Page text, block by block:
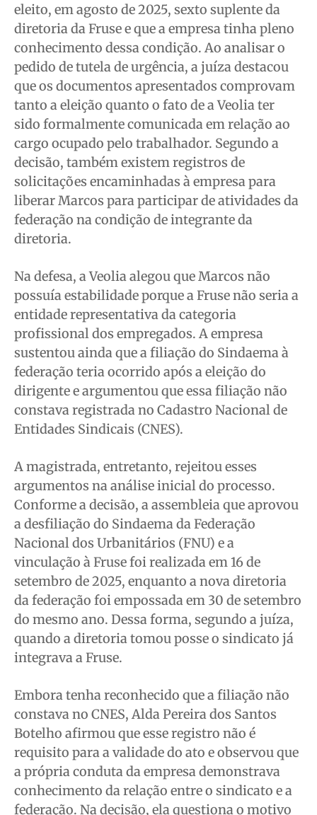
eleito, em agosto de 2025, sexto suplente da
diretoria da Fruse e que a empresa tinha pleno
conhecimento dessa condição. Ao analisar o
pedido de tutela de urgência, a juíza destacou
que os documentos apresentados comprovam
tanto a eleição quanto o fato de a Veolia ter
sido formalmente comunicada em relação ao
cargo ocupado pelo trabalhador. Segundo a
decisão, também existem registros de
solicitações encaminhadas à empresa para
liberar Marcos para participar de atividades da
federação na condição de integrante da
diretoria.
Na defesa, a Veolia alegou que Marcos não
possuía estabilidade porque a Fruse não seria a
entidade representativa da categoria
profissional dos empregados. A empresa
sustentou ainda que a filiação do Sindaema à
federação teria ocorrido após a eleição do
dirigente e argumentou que essa filiação não
constava registrada no Cadastro Nacional de
Entidades Sindicais (CNES).
A magistrada, entretanto, rejeitou esses
argumentos na análise inicial do processo.
Conforme a decisão, a assembleia que aprovou
a desfiliação do Sindaema da Federação
Nacional dos Urbanitários (FNU) e a
vinculação à Fruse foi realizada em 16 de
setembro de 2025, enquanto a nova diretoria
da federação foi empossada em 30 de setembro
do mesmo ano. Dessa forma, segundo a juíza,
quando a diretoria tomou posse o sindicato já
integrava a Fruse.
Embora tenha reconhecido que a filiação não
constava no CNES, Alda Pereira dos Santos
Botelho afirmou que esse registro não é
requisito para a validade do ato e observou que
a própria conduta da empresa demonstrava
conhecimento da relação entre o sindicato e a
federação. Na decisão, ela questiona o motivo